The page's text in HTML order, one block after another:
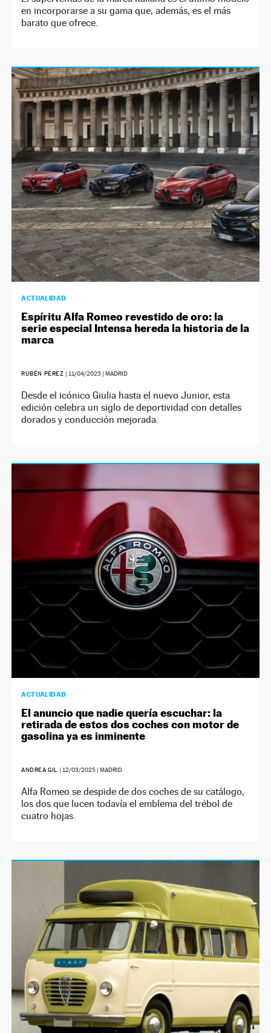
en incorporarse a su gama que, además, es el más
barato que ofrece.
ACTUALIDAD
Espíritu Alfa Romeo revestido de oro: la
serie especial Intensa hereda la historia de la
marca
RUBÉN PÉREZ | 11/04/2025 | MADRID
Desde el icónico Giulia hasta el nuevo Junior, esta
edición celebra un siglo de deportividad con detalles
dorados y conducción mejorada.
ACTUALIDAD
El anuncio que nadie quería escuchar: la
retirada de estos dos coches con motor de
gasolina ya es inminente
ANDREA GIL |12/03/2025 | MADRID
Alfa Romeo se despide de dos coches de su catálogo,
los dos que lucen todavía el emblema del trébol de
cuatro hojas.